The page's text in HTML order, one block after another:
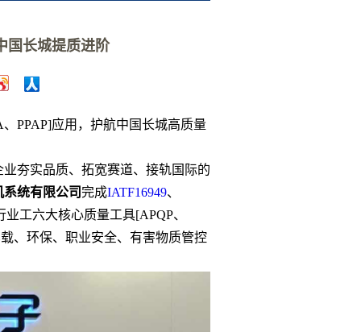
国长城提质进阶
PPAP]应用，护航中国长城高质量
夯实品质、拓宽赛道、接轨国际的
统有限公司完成IATF16949、
工六大核心质量工具[APQP、
、环保、职业安全、有害物质管控